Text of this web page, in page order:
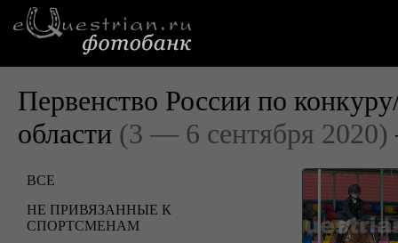
Первенство России по
области (3 — 6 сентября 2020)
ВСЕ
НЕ ПРИВЯЗАННЫЕ К
СПОРТСМЕНАМ